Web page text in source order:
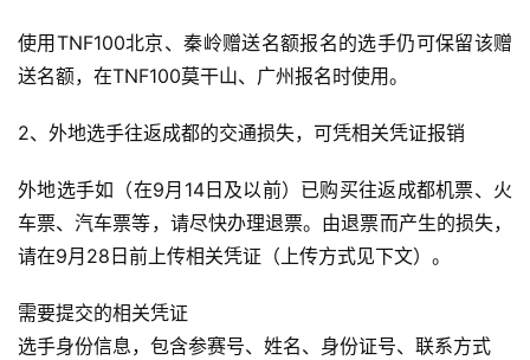
使用TNF100北京、秦岭赠送名额报名的选手仍可保留该赠
送名额，在TNF100莫干山、广州报名时使用。
2、外地选手往返成都的交通损失，可凭相关凭证报销
外地选手如（在9月14日及以前）已购买往返成都机票、火
车票、汽车票等，请尽快办理退票。由退票而产生的损失，
请在9月28日前上传相关凭证（上传方式见下文）。
需要提交的相关凭证
选手身份信息，包含参赛号、姓名、身份证号、联系方式